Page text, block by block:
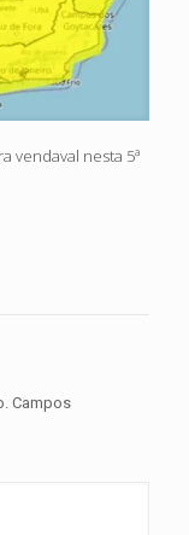
vendaval nesta 5ª
Campos